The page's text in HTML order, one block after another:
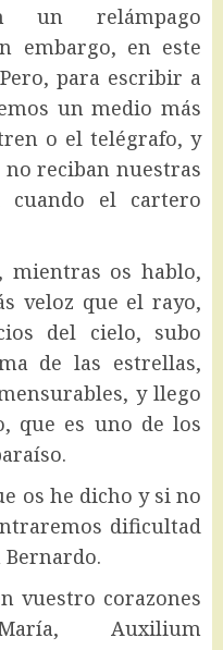
un relámpago
embargo, en este
para escribir a
un medio más
o el telégrafo, y
reciban nuestras
cuando el cartero
mientras os hablo,
veloz que el rayo,
del cielo, subo
de las estrellas,
y llego
que es uno de los
os he dicho y si no
dificultad
vuestro corazones
Auxilium